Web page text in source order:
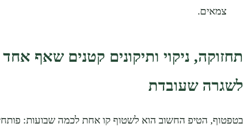
צמאים.
תחזוקה, ניקוי ותיקונים קטנים שאף
לשגרה שעובדת
בטפטוף, הטיפ החשוב הוא לשטוף קו אחת לכמה שבועות: